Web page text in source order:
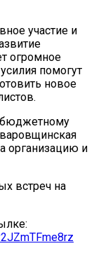
участие и
огромное
помогут
новое
бюджетному
организацию и
встреч на